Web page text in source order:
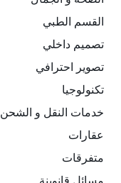
القسم الطبي
تصميم داخلي
تصوير احترافي
تكنولوجيا
خدمات النقل و الشحن
عقارات
متفرقات